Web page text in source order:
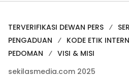
TERVERIFIKASI DEWAN PERS
PENGADUAN
KODE ETIK
PEDOMAN
VISI & MISI
sekilasmedia.com 2025